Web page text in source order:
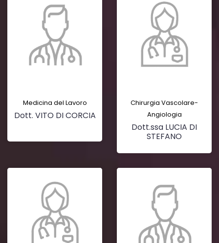
Medicina del Lavoro
Dott. VITO DI CORCIA
Chirurgia Vascolare-
Angiologia
Dott.ssa LUCIA DI
STEFANO